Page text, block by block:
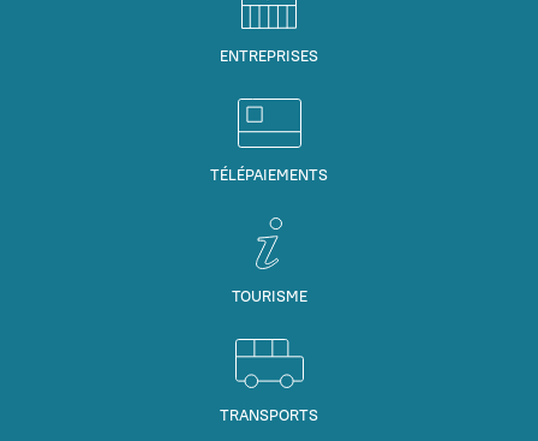
ENTREPRISES
TÉLÉPAIEMENTS
TOURISME
TRANSPORTS